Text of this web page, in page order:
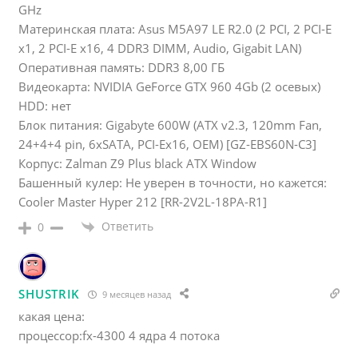
GHz
Материнская плата: Asus M5A97 LE R2.0 (2 PCI, 2 PCI-E
x1, 2 PCI-E x16, 4 DDR3 DIMM, Audio, Gigabit LAN)
Оперативная память: DDR3 8,00 ГБ
Видеокарта: NVIDIA GeForce GTX 960 4Gb (2 осевых)
HDD: нет
Блок питания: Gigabyte 600W (ATX v2.3, 120mm Fan,
24+4+4 pin, 6xSATA, PCI-Ex16, OEM) [GZ-EBS60N-C3]
Корпус: Zalman Z9 Plus black ATX Window
Башенный кулер: Не уверен в точности, но кажется:
Cooler Master Hyper 212 [RR-2V2L-18PA-R1]
0 Ответить
SHUSTRIK 9 месяцев назад
какая цена:
процессор:fx-4300 4 ядра 4 потока